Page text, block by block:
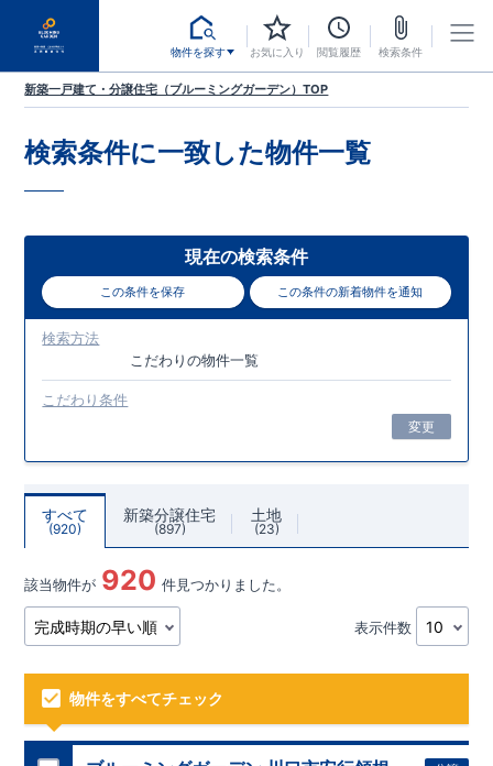
物件を探す お気に入り 閲覧履歴 検索条件
新築一戸建て・分譲住宅（ブルーミングガーデン）TOP
検索条件に一致した物件一覧
現在の検索条件
この条件を保存 この条件の新着物件を通知
検索方法
こだわりの物件一覧
こだわり条件
変更
すべて
920
新築分譲住宅
897
土地
23
該当物件が 920 件見つかりました。
表示件数
物件をすべてチェック